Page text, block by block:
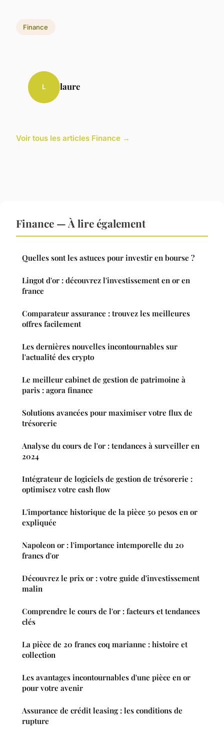
Finance
L laure
Voir tous les articles Finance →
Finance — À lire également
Quelles sont les astuces pour investir en bourse ?
Lingot d'or : découvrez l'investissement en or en
france
Comparateur assurance : trouvez les meilleures
offres facilement
Les dernières nouvelles incontournables sur
l'actualité des crypto
Le meilleur cabinet de gestion de patrimoine à
paris : agora finance
Solutions avancées pour maximiser votre flux de
trésorerie
Analyse du cours de l'or : tendances à surveiller en
2024
Intégrateur de logiciels de gestion de trésorerie :
optimisez votre cash flow
L'importance historique de la pièce 50 pesos en or
expliquée
Napoleon or : l'importance intemporelle du 20
francs d'or
Découvrez le prix or : votre guide d'investissement
malin
Comprendre le cours de l'or : facteurs et tendances
clés
La pièce de 20 francs coq marianne : histoire et
collection
Les avantages incontournables d'une pièce en or
pour votre avenir
Assurance de crédit leasing : les conditions de
rupture